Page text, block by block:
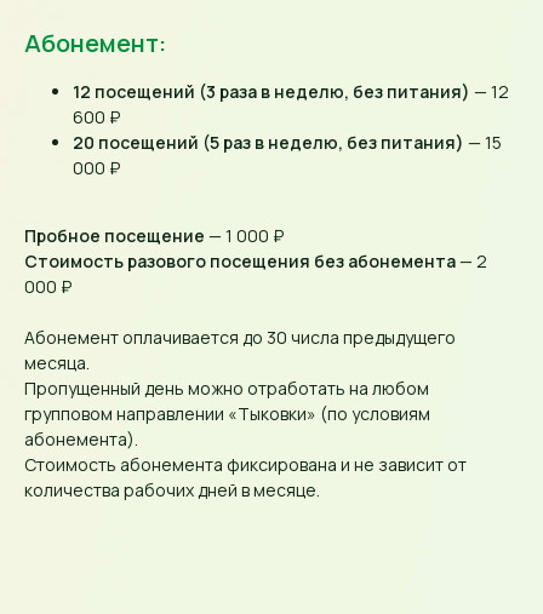
Абонемент:
12 посещений (3 раза в неделю, без питания) — 12
600 ₽
20 посещений (5 раз в неделю, без питания) — 15
000 ₽
Пробное посещение — 1 000 ₽
Стоимость разового посещения без абонемента— 2
000 ₽
Абонемент оплачивается до 30 числа предыдущего
месяца.
Пропущенный день можно отработать на любом
групповом направлении «Тыковки» (по условиям
абонемента).
Стоимость абонемента фиксирована и не зависит от
количества рабочих дней в месяце.
Уникальный график посещений нашего
клуба, составлен так, чтобы ваш
ребёнок мог посещать занятия друг за
ребенка на новое занятие, а родители
могут спокойно заниматься своими
делами.
Прайс-лист